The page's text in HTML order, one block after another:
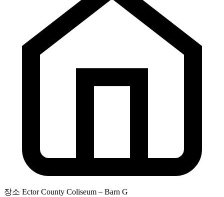
장소 Ector County Coliseum – Barn G